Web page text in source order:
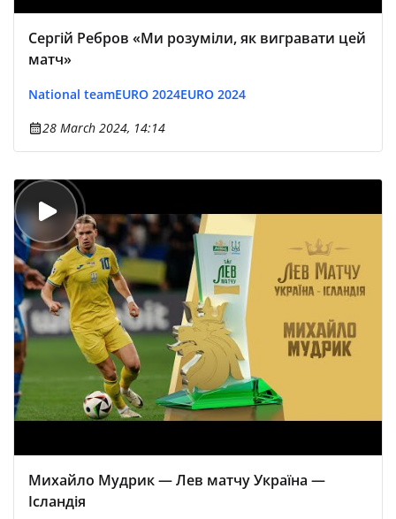
Сергій Ребров «Ми розуміли, як вигравати цей
матч»
National teamEURO 2024EURO 2024
28 March 2024, 14:14
Михайло Мудрик — Лев матчу Україна —
Ісландія